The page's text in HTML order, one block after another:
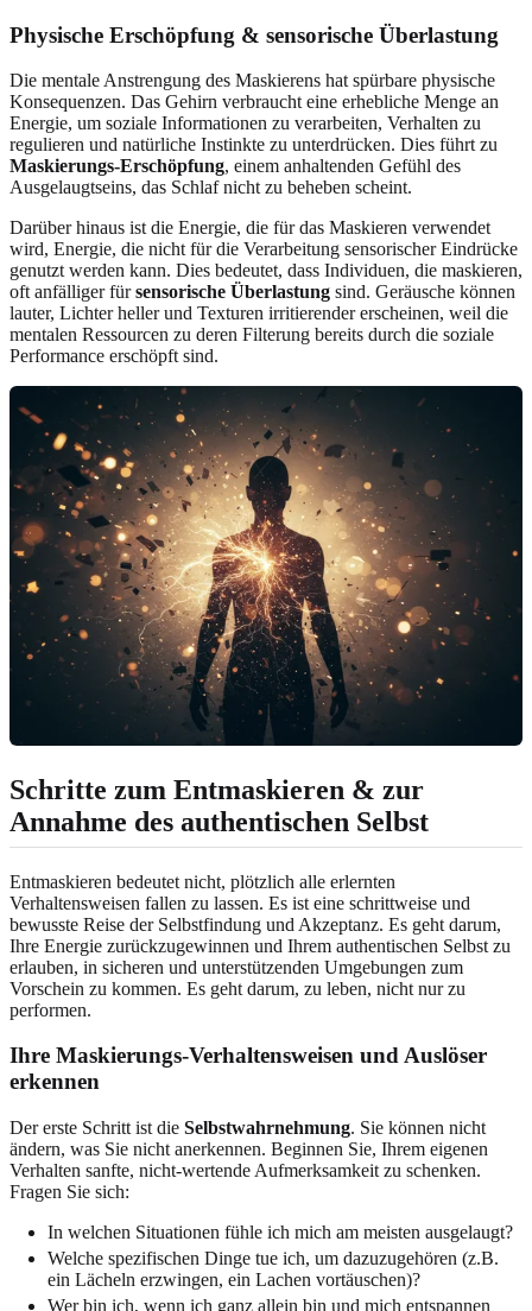
Physische Erschöpfung & sensorische Überlastung
Die mentale Anstrengung des Maskierens hat spürbare physische
Konsequenzen. Das Gehirn verbraucht eine erhebliche Menge an
Energie, um soziale Informationen zu verarbeiten, Verhalten zu
regulieren und natürliche Instinkte zu unterdrücken. Dies führt zu
Maskierungs-Erschöpfung, einem anhaltenden Gefühl des
Ausgelaugtseins, das Schlaf nicht zu beheben scheint.
Darüber hinaus ist die Energie, die für das Maskieren verwendet
wird, Energie, die nicht für die Verarbeitung sensorischer Eindrücke
genutzt werden kann. Dies bedeutet, dass Individuen, die maskieren,
oft anfälliger fürsensorische Überlastung sind. Geräusche können
lauter, Lichter heller und Texturen irritierender erscheinen, weil die
mentalen Ressourcen zu deren Filterung bereits durch die soziale
Performance erschöpft sind.
Schritte zum Entmaskieren & zur
Annahme des authentischen Selbst
Entmaskieren bedeutet nicht, plötzlich alle erlernten
Verhaltensweisen fallen zu lassen. Es ist eine schrittweise und
bewusste Reise der Selbstfindung und Akzeptanz. Es geht darum,
Ihre Energie zurückzugewinnen und Ihrem authentischen Selbst zu
erlauben, in sicheren und unterstützenden Umgebungen zum
Vorschein zu kommen. Es geht darum, zu leben, nicht nur zu
performen.
Ihre Maskierungs-Verhaltensweisen und Auslöser
erkennen
Der erste Schritt ist die Selbstwahrnehmung. Sie können nicht
ändern, was Sie nicht anerkennen. Beginnen Sie, Ihrem eigenen
Verhalten sanfte, nicht-wertende Aufmerksamkeit zu schenken.
Fragen Sie sich:
In welchen Situationen fühle ich mich am meisten ausgelaugt?
Welche spezifischen Dinge tue ich, um dazuzugehören (z.B.
ein Lächeln erzwingen, ein Lachen vortäuschen)?
Wer bin ich, wenn ich ganz allein bin und mich entspannen